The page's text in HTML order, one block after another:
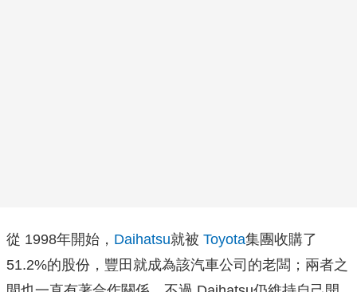
從 1998年開始， Daihatsu就被 Toyota集團收購了
51.2%的股份，豐田就成為該汽車公司的老闆；兩者之